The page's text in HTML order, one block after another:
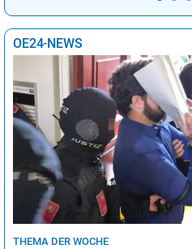
OE24-NEWS
THEMA DER WOCHE